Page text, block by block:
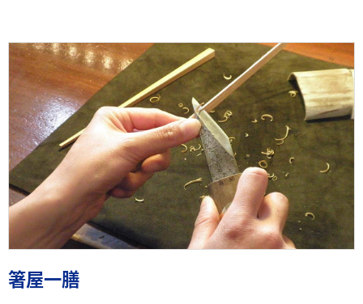
箸屋一膳